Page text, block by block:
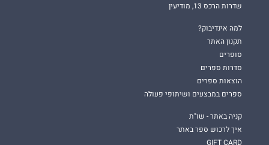
שדרות הרכס 13, מודיעין
למה אינדיבוק?
תקנון האתר
סופרים
סדרות ספרים
הוצאות ספרים
ספרים במבצעים ושיתופי פעולה
קניה באתר - שו"ת
איך לרכוש ספר באתר